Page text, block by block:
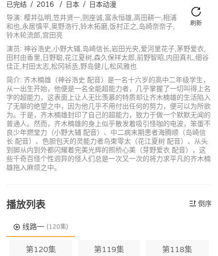
刷新
已完结 / 2016 / 日本 / 日本动漫
导演: 樱井弘明,笠井贤一,则座诚,富永恒雄,高田耕一,相浦
和也,永居慎平,奥野浩行,铃木拓磨,饭村正之,岛崎奈奈子,
铃木轮流郎,宫田亮
演员: 神谷浩史,小野大辅,岛崎信长,岩田光央,爱河里花子,茅野爱衣,
田村由香里,日野聪,花江夏树,森久保祥太郎,前野智昭,内田真礼,细谷
佳正,村田太志,松冈祯丞,野岛健儿,松风雅也
简介: 齐木楠雄（神谷浩史 配音）是一名十六岁的高中二年级学生，
从一出生开始，他便是一名全能超能力者，几乎掌握了一切叫得上名
字的超能力，这表面上让人无比羡慕的特质却让齐木楠雄的生活陷入
了无聊的绝望之中，因为他几乎不用付出任何的努力，便可以为所欲
为。于是，齐木楠雄封印了自己的超能力，致力于做一个默默无闻的
普通人。然而，齐木楠雄的身上似乎散发着吸引怪咖的电波，笨蛋不
良少年燃堂力（小野大辅 配音）、中二病末期患者海腾顺（岛崎信
长 配音）、色胆包天的灵能力者鸟束零太（花江夏树 配音）、从头
到脚从内到外都闪耀着完美光辉的照桥心美（芽野爱衣 配音），这
些千奇百怪个性迥异的怪人们总是一次又一次的将力求平凡的齐木楠
雄拖入麻烦之中。
播放列表 倒序
线路一 (120集)
第120集 第119集 第118集